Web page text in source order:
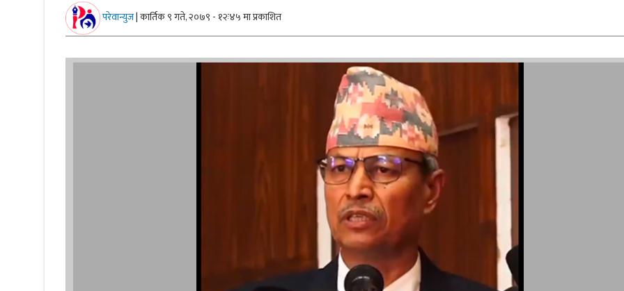
परेवान्युज|कार्तिक ९ गते, २०७९ - १२ः४५ मा प्रकाशित